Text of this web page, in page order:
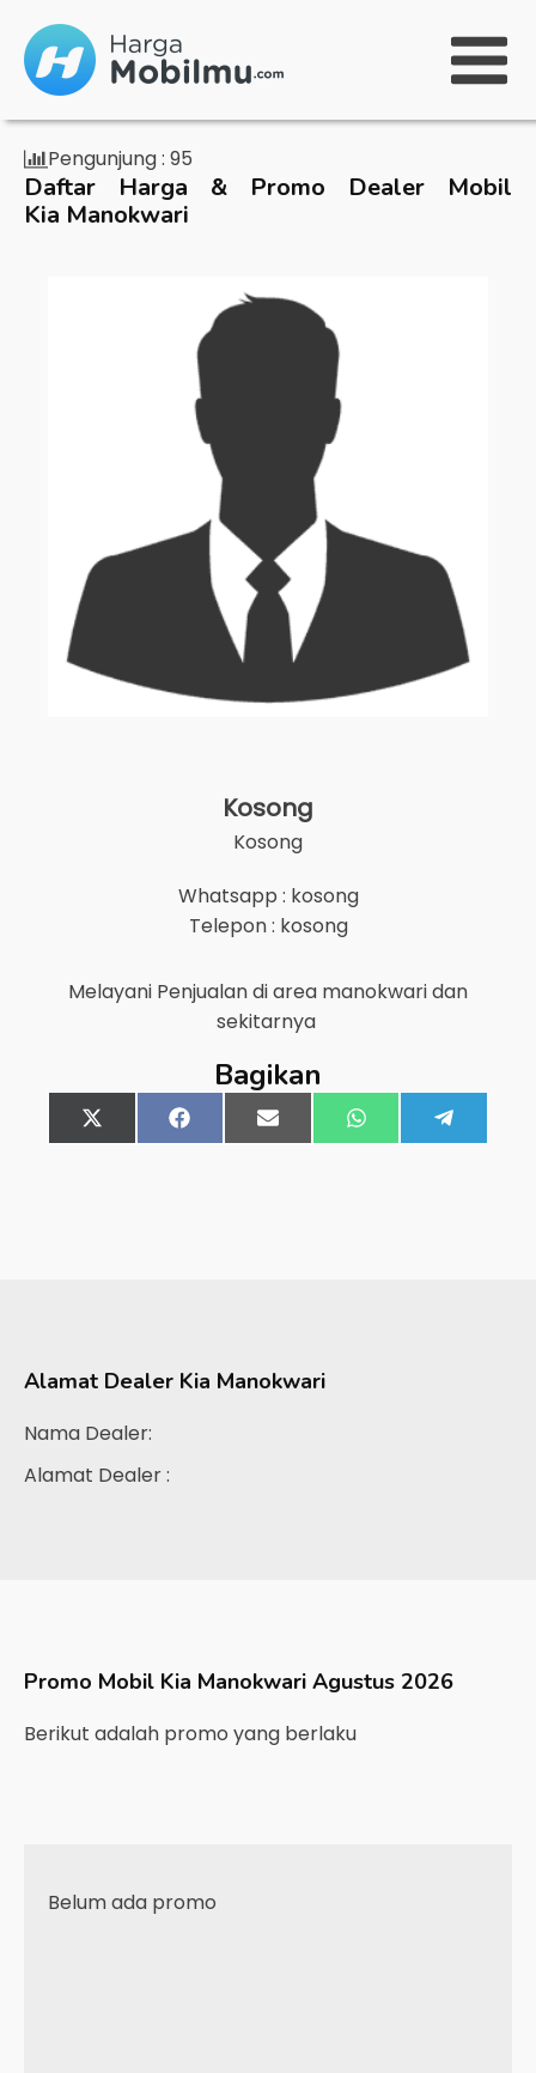
Pengunjung : 95
Daftar Harga & Promo Dealer Mobil
Kia Manokwari
Kosong
Kosong
Whatsapp : kosong
Telepon : kosong
Melayani Penjualan di area manokwaridan
sekitarnya
Bagikan
Share
on
X
(Twitter)
Share
on
FacebookShare
on
Email Share
on
WhatsApp
on
Alamat Dealer Kia Manokwari
Nama Dealer:
Alamat Dealer :
Promo Mobil Kia Manokwari Agustus 2026
Berikut adalah promo yang berlaku
Belum ada promo